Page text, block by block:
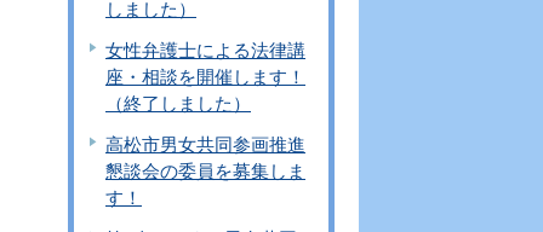
しました）
女性弁護士による法律講
座・相談を開催します！
（終了しました）
高松市男女共同参画推進
懇談会の委員を募集しま
す！